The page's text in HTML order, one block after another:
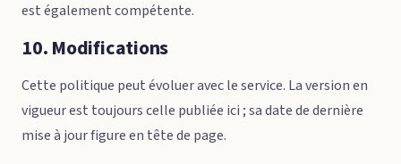
est également compétente.
10. Modifications
Cette politique peut évoluer avec le service. La version en
vigueur est toujours celle publiée ici ; sa date de dernière
mise à jour figure en tête de page.